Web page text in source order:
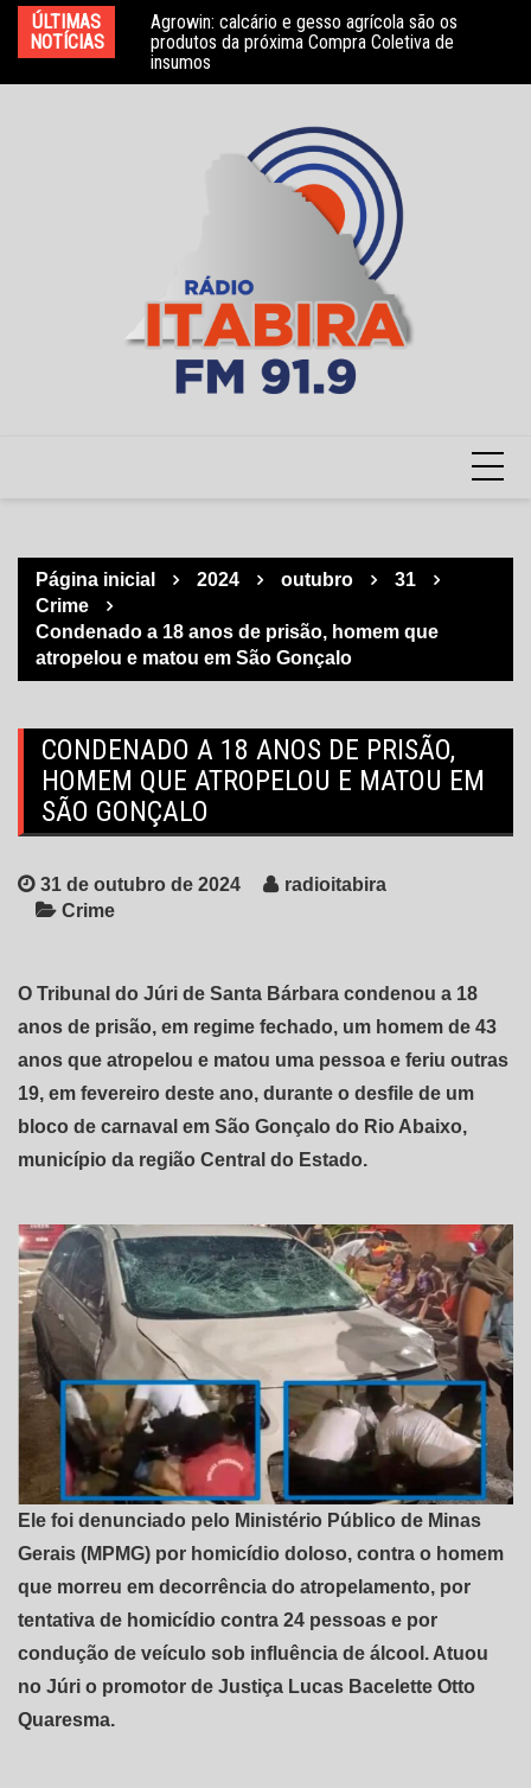
para
conteúdo
ÚLTIMAS
NOTÍCIAS
Agrowin: calcário e gesso agrícola são os
produtos da próxima Compra Coletiva de
insumos
Novo convênio com a Associação Nosso Lar
garante atendimento a crianças com TEA
Página inicial 2024 outubro
31
Crime
Condenado a 18 anos de prisão, homem que
atropelou e matou em São Gonçalo
CONDENADO A 18 ANOS DE PRISÃO,
HOMEM QUE ATROPELOU E MATOU EM
SÃO GONÇALO
31 de outubro de 2024
radioitabira
Crime
O Tribunal do Júri de Santa Bárbara condenou a 18
anos de prisão, em regime fechado, um homem de 43
anos que atropelou e matou uma pessoa e feriu outras
19, em fevereiro deste ano, durante o desfile de um
bloco de carnaval em São Gonçalo do Rio Abaixo,
município da região Central do Estado.
Ele foi denunciado pelo Ministério Público de Minas
Gerais (MPMG) por homicídio doloso, contra o homem
que morreu em decorrência do atropelamento, por
tentativa de homicídio contra 24 pessoas e por
condução de veículo sob influência de álcool. Atuou
no Júri o promotor de Justiça Lucas Bacelette Otto
Quaresma.